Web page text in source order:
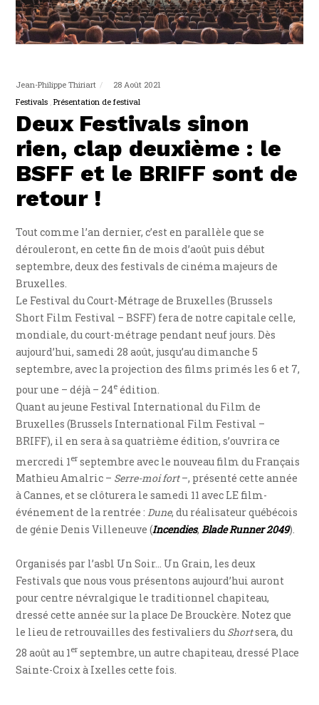
Jean-Philippe Thiriart
28 Août 2021
Festivals Présentation de festival
Deux Festivals sinon
rien, clap deuxième : le
BSFF et le BRIFF sont de
retour !
Tout comme l’an dernier, c’est en parallèle que se
dérouleront, en cette fin de mois d’août puis début
septembre, deux des festivals de cinéma majeurs de
Bruxelles.
Le Festival du Court-Métrage de Bruxelles (Brussels
Short Film Festival – BSFF) fera de notre capitale celle,
mondiale, du court-métrage pendant neuf jours. Dès
aujourd’hui, samedi 28 août, jusqu’au dimanche 5
septembre, avec la projection des films primés les 6 et 7,
pour une – déjà – 24e édition.
Quant au jeune Festival International du Film de
Bruxelles (Brussels International Film Festival –
BRIFF), il en sera à sa quatrième édition, s’ouvrira ce
mercredi 1 er septembre avec le nouveau film du Français
Mathieu Amalric – Serre-moi fort–, présenté cette année
à Cannes, et se clôturera le samedi 11 avec LE film-
événement de la rentrée :Dune, du réalisateur québécois
de génie Denis Villeneuve (Incendies,Blade Runner 2049).
Organisés par l’asbl Un Soir… Un Grain, les deux
Festivals que nous vous présentons aujourd’hui auront
pour centre névralgique le traditionnel chapiteau,
dressé cette année sur la place De Brouckère. Notez que
le lieu de retrouvailles des festivaliers du Shortsera, du
28 août au 1er septembre, un autre chapiteau, dressé Place
Sainte-Croix à Ixelles cette fois.